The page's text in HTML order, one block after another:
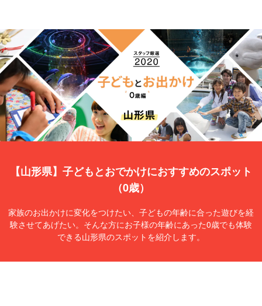
【山形県】子どもとおでかけにおすすめのスポット
（0歳）
家族のお出かけに変化をつけたい、子どもの年齢に合った遊びを経
験させてあげたい。そんな方にお子様の年齢にあった0歳でも体験
できる山形県のスポットを紹介します。